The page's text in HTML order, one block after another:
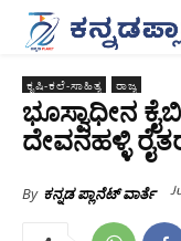
ಕೃಷಿ-ಕಲೆ-ಸಾಹಿತ್ಯ ರಾಜ್ಯ
ಭೂಸ್ವಾಧೀನ
ದೇವನಹಳ್ಳಿ
By ಕನ್ನಡ ಪ್ಲಾನೆಟ್ ವಾರ್ತೆ